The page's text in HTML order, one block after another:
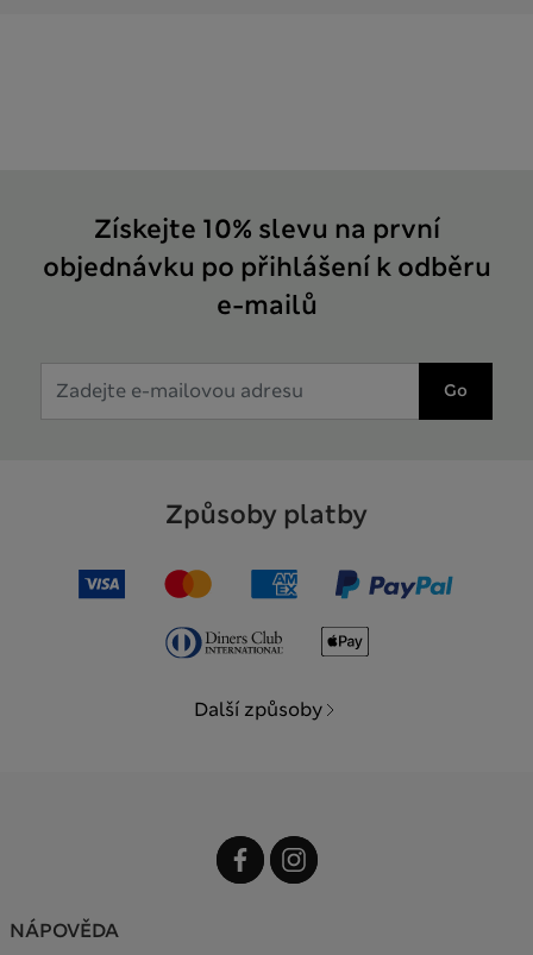
Získejte 10% slevu na první
objednávku po přihlášení k odběru
e-mailů
Go
Způsoby platby
Další způsoby
NÁPOVĚDA